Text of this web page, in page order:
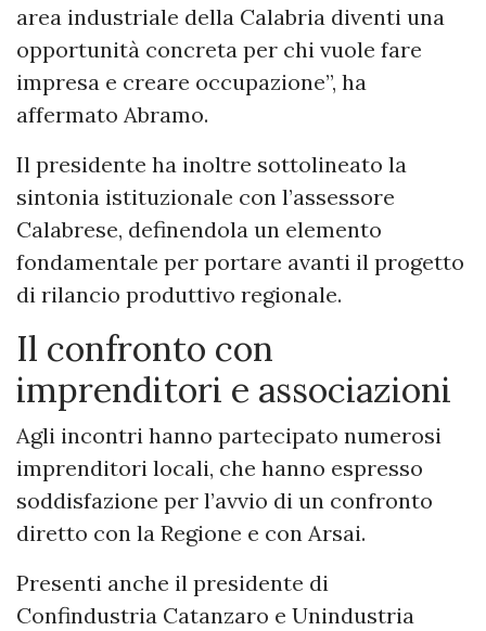
area industriale della Calabria diventi una
opportunità concreta per chi vuole fare
impresa e creare occupazione”, ha
affermato Abramo.
Il presidente ha inoltre sottolineato la
sintonia istituzionale con l’assessore
Calabrese, definendola un elemento
fondamentale per portare avanti il progetto
di rilancio produttivo regionale.
Il confronto con
imprenditori e associazioni
Agli incontri hanno partecipato numerosi
imprenditori locali, che hanno espresso
soddisfazione per l’avvio di un confronto
diretto con la Regione e con Arsai.
Presenti anche il presidente di
Confindustria Catanzaro e Unindustria